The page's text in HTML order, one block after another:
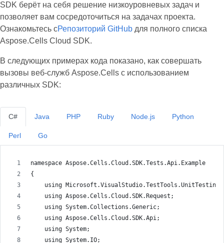
SDK берёт на себя решение низкоуровневых задач и
позволяет вам сосредоточиться на задачах проекта.
Ознакомьтесь сРепозиторий GitHub для полного списка
Aspose.Cells Cloud SDK.
В следующих примерах кода показано, как совершать
вызовы веб-служб Aspose.Cells с использованием
различных SDK:
C#
namespace Aspose.Cells.Cloud.SDK.Tests.Api.Example
{
    using Microsoft.VisualStudio.TestTools.UnitTesting;
    using Aspose.Cells.Cloud.SDK.Request;
    using System.Collections.Generic;
    using Aspose.Cells.Cloud.SDK.Api;
    using System;
    using System.IO;
Java PHP Ruby Node.js Python
Perl Go